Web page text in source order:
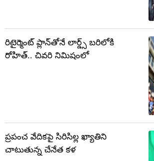
రిటైర్మెంట్ ప్లాన్‌తోనే లార్డ్స్ బరిలోకి
రోహిత్.. చివరి నిమిషంలో
ప్రపంచ వేదికపై సిరిసిల్ల ఖ్యాతిని
చాటుతున్న చేనేత కళ